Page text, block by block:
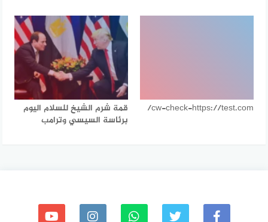
cw-check-https://test.com/
قمة شرم الشيخ للسلام اليوم
برئاسة السيسي وترامب